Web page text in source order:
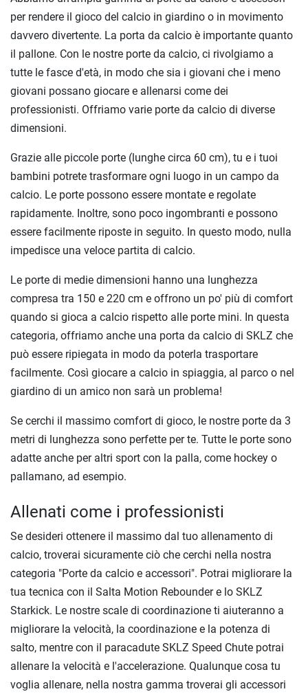
per rendere il gioco del calcio in giardino o in movimento
davvero divertente. La porta da calcio è importante quanto
il pallone. Con le nostre porte da calcio, ci rivolgiamo a
tutte le fasce d'età, in modo che sia i giovani che i meno
giovani possano giocare e allenarsi come dei
professionisti. Offriamo varie porte da calcio di diverse
dimensioni.
Grazie alle piccole porte (lunghe circa 60 cm), tu e i tuoi
bambini potrete trasformare ogni luogo in un campo da
calcio. Le porte possono essere montate e regolate
rapidamente. Inoltre, sono poco ingombranti e possono
essere facilmente riposte in seguito. In questo modo, nulla
impedisce una veloce partita di calcio.
Le porte di medie dimensioni hanno una lunghezza
compresa tra 150 e 220 cm e offrono un po' più di comfort
quando si gioca a calcio rispetto alle porte mini. In questa
categoria, offriamo anche una porta da calcio di SKLZ che
può essere ripiegata in modo da poterla trasportare
facilmente. Così giocare a calcio in spiaggia, al parco o nel
giardino di un amico non sarà un problema!
Se cerchi il massimo comfort di gioco, le nostre porte da 3
metri di lunghezza sono perfette per te. Tutte le porte sono
adatte anche per altri sport con la palla, come hockey o
pallamano, ad esempio.
Allenati come i professionisti
Se desideri ottenere il massimo dal tuo allenamento di
calcio, troverai sicuramente ciò che cerchi nella nostra
categoria "Porte da calcio e accessori". Potrai migliorare la
tua tecnica con il Salta Motion Rebounder e lo SKLZ
Starkick. Le nostre scale di coordinazione ti aiuteranno a
migliorare la velocità, la coordinazione e la potenza di
salto, mentre con il paracadute SKLZ Speed Chute potrai
allenare la velocità e l'accelerazione. Qualunque cosa tu
voglia allenare, nella nostra gamma troverai gli accessori